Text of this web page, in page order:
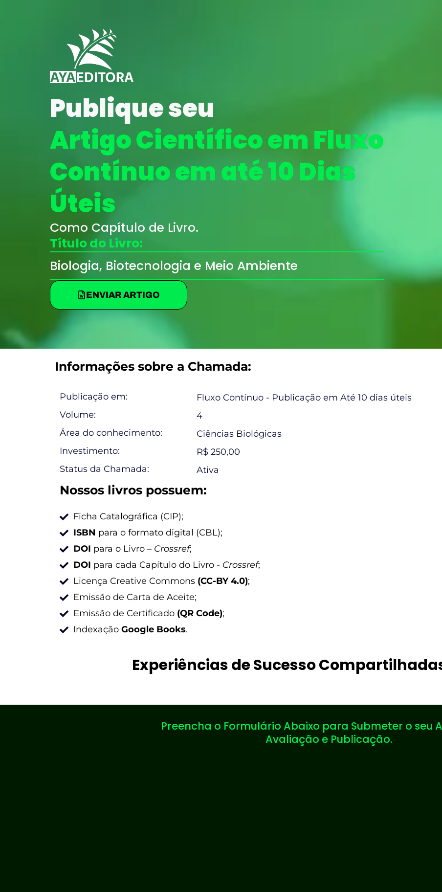
Publique seu
Artigo Científico em Fluxo
Contínuo em até 10 Dias
Úteis
Como Capítulo de Livro.
Título do Livro:
Biologia, Biotecnologia e Meio Ambiente
ENVIAR ARTIGO
Informações sobre a Chamada:
Publicação em:
Fluxo Contínuo - Publicação em Até 10 dias úteis
Volume:
4
Área do conhecimento:
Ciências Biológicas
Investimento:
R$ 250,00
Status da Chamada:
Ativa
Nossos livros possuem:
Ficha Catalográfica (CIP);
ISBN para o formato digital (CBL);
DOI para o Livro – Crossref;
DOI para cada Capítulo do Livro - Crossref;
Licença Creative Commons (CC-BY 4.0);
Emissão de Carta de Aceite;
Emissão de Certificado (QR Code);
Indexação Google Books.
Experiências de Sucesso
Preencha o Formulário Abaixo para Submeter o seu
Avaliação e Publicação.